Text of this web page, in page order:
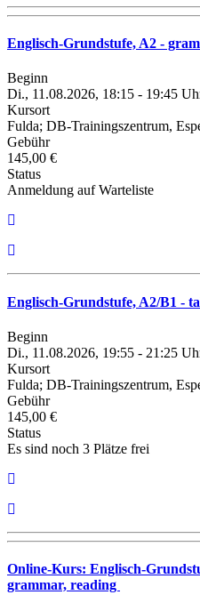
Englisch-Grundstufe, A2 -
Beginn
Di., 11.08.2026, 18:15 - 19:45
Kursort
Fulda; DB-Trainingszentrum,
Gebühr
145,00 €
Status
Anmeldung auf Warteliste
Englisch-Grundstufe, A2/B1 -
Beginn
Di., 11.08.2026, 19:55 - 21:25
Kursort
Fulda; DB-Trainingszentrum,
Gebühr
145,00 €
Status
Es sind noch 3 Plätze frei
Online-Kurs: Englisch-
grammar, reading